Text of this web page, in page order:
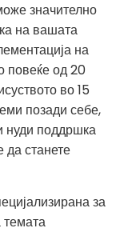
значително
на вашата
на
повеќе од 20
во 15
позади себе,
поддршка
да станете
за
темата